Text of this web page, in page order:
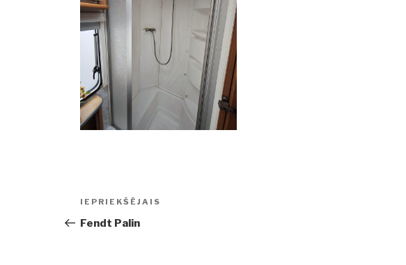
Ziņu
izvēlne
Iepriekšējā
ziņa:
IEPRIEKŠĒJAIS
Fendt Palin